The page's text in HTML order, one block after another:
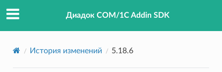
Диадок COM/1C Addin SDK
История изменений 5.18.6